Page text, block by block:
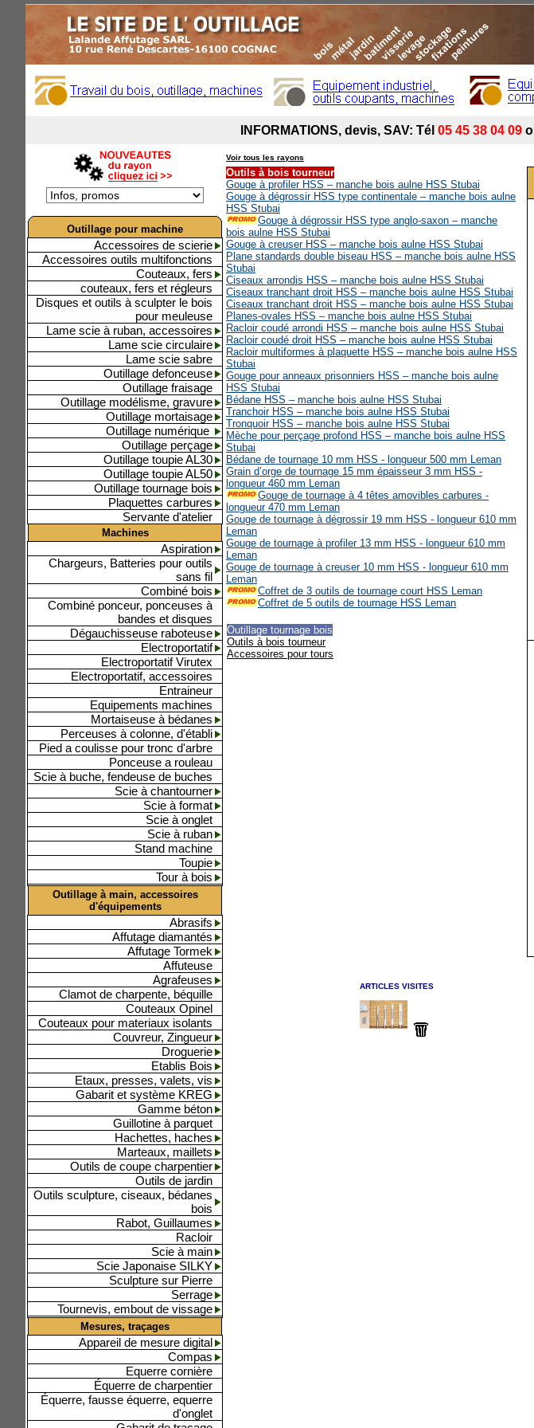
Outillage pour machine
Accessoires de scierie
Accessoires outils multifonctions
Couteaux, fers
couteaux, fers et régleurs
Disques et outils à sculpter le bois
pour meuleuse
Lame scie à ruban, accessoires
Lame scie circulaire
Lame scie sabre
Outillage defonceuse
Outillage fraisage
Outillage modélisme, gravure
Outillage mortaisage
Outillage numérique
Outillage perçage
Outillage toupie AL30
Outillage toupie AL50
Outillage tournage bois
Plaquettes carbures
Servante d'atelier
Machines
Aspiration
Chargeurs, Batteries pour outils
sans fil
Combiné bois
Combiné ponceur, ponceuses à
bandes et disques
Dégauchisseuse raboteuse
Electroportatif
Electroportatif Virutex
Electroportatif, accessoires
Entraineur
Equipements machines
Mortaiseuse à bédanes
Perceuses à colonne, d'établi
Pied a coulisse pour tronc d'arbre
Ponceuse a rouleau
Scie à buche, fendeuse de buches
Scie à chantourner
Scie à format
Scie à onglet
Scie à ruban
Stand machine
Toupie
Tour à bois
Outillage à main, accessoires
d'équipements
Abrasifs
Affutage diamantés
Affutage Tormek
Affuteuse
Agrafeuses
Clamot de charpente, béquille
Couteaux Opinel
Couteaux pour materiaux isolants
Couvreur, Zingueur
Droguerie
Etablis Bois
Etaux, presses, valets, vis
Gabarit et système KREG
Gamme béton
Guillotine à parquet
Hachettes, haches
Marteaux, maillets
Outils de coupe charpentier
Outils de jardin
Outils sculpture, ciseaux, bédanes
bois
Rabot, Guillaumes
Racloir
Scie à main
Scie Japonaise SILKY
Sculpture sur Pierre
Serrage
Tournevis, embout de vissage
Mesures, traçages
Appareil de mesure digital
Compas
Equerre cornière
Équerre de charpentier
Équerre, fausse équerre, equerre
d'onglet
Voir tous les rayons
Outils à bois tourneur
Gouge à profiler HSS – manche bois aulne HSS Stubai
Gouge à dégrossir HSS type continentale – manche bois aulne
HSS Stubai
Gouge à dégrossir HSS type anglo-saxon – manche
bois aulne HSS Stubai
Gouge à creuser HSS – manche bois aulne HSS Stubai
Plane standards double biseau HSS – manche bois aulne HSS
Stubai
Ciseaux arrondis HSS – manche bois aulne HSS Stubai
Ciseaux tranchant droit HSS – manche bois aulne HSS Stubai
Ciseaux tranchant droit HSS – manche bois aulne HSS Stubai
Planes-ovales HSS – manche bois aulne HSS Stubai
Racloir coudé arrondi HSS – manche bois aulne HSS Stubai
Racloir coudé droit HSS – manche bois aulne HSS Stubai
Racloir multiformes à plaquette HSS – manche bois aulne HSS
Stubai
Gouge pour anneaux prisonniers HSS – manche bois aulne
HSS Stubai
Bédane HSS – manche bois aulne HSS Stubai
Tranchoir HSS – manche bois aulne HSS Stubai
Tronquoir HSS – manche bois aulne HSS Stubai
Mèche pour perçage profond HSS – manche bois aulne HSS
Stubai
Bédane de tournage 10 mm HSS - longueur 500 mm Leman
Grain d’orge de tournage 15 mm épaisseur 3 mm HSS -
longueur 460 mm Leman
Gouge de tournage à 4 têtes amovibles carbures -
longueur 470 mm Leman
Gouge de tournage à dégrossir 19 mm HSS - longueur 610 mm
Leman
Gouge de tournage à profiler 13 mm HSS - longueur 610 mm
Leman
Gouge de tournage à creuser 10 mm HSS - longueur 610 mm
Leman
Coffret de 3 outils de tournage court HSS Leman
Coffret de 5 outils de tournage HSS Leman
Outillage tournage bois
Outils à bois tourneur
Accessoires pour tours